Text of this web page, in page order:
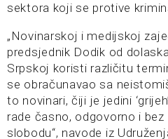
sektora koji se protive
„Novinarskoj i medijskoj
predsjednik Dodik od
Srpskoj koristi različitu
se obračunavao sa
to novinari, čiji je jedini
rade časno, odgovorno i
slobodu“, navode iz